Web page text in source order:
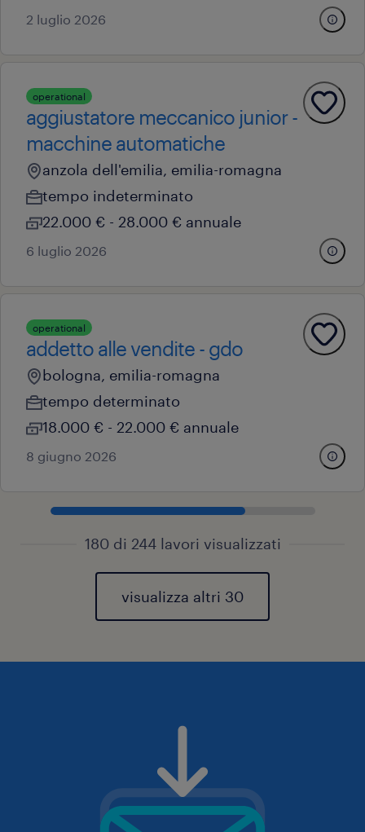
2 luglio 2026
operational
aggiustatore meccanico junior -
macchine automatiche
anzola dell'emilia, emilia-romagna
tempo indeterminato
22.000 € - 28.000 € annuale
6 luglio 2026
operational
addetto alle vendite - gdo
bologna, emilia-romagna
tempo determinato
18.000 € - 22.000 € annuale
8 giugno 2026
180 di 244 lavori visualizzati
visualizza altri 30